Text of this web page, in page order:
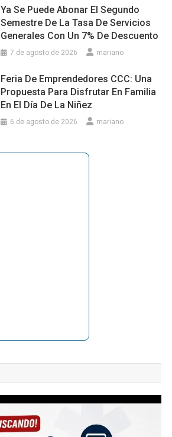
Ya Se Puede Abonar El Segundo
Semestre De La Tasa De Servicios
Generales Con Un 7% De Descuento
7 de agosto de 2026 mariano
Feria De Emprendedores CCC: Una
Propuesta Para Disfrutar En Familia
En El Día De La Niñez
6 de agosto de 2026 mariano